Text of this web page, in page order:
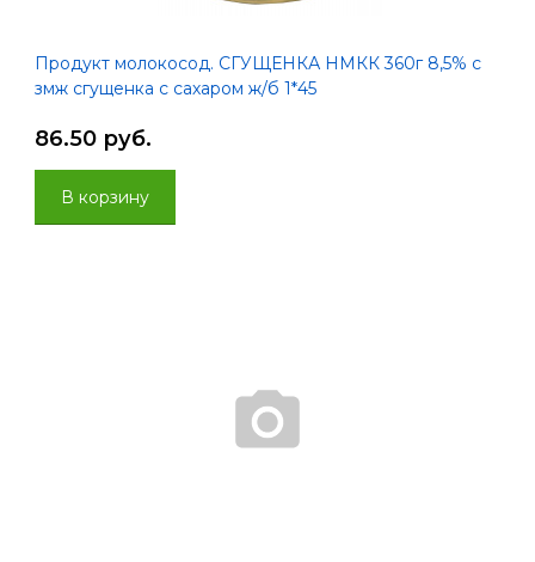
Продукт молокосод. СГУЩЕНКА НМКК 360г 8,5% с
змж сгущенка с сахаром ж/б 1*45
86.50 руб.
В корзину